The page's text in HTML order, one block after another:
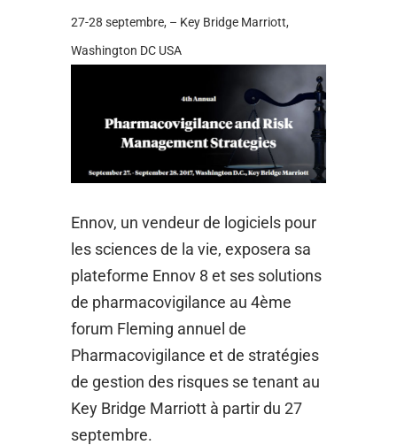
27-28 septembre, – Key Bridge Marriott,
Washington DC USA
Ennov, un vendeur de logiciels pour
les sciences de la vie, exposera sa
plateforme Ennov 8 et ses solutions
de pharmacovigilance au 4ème
forum Fleming annuel de
Pharmacovigilance et de stratégies
de gestion des risques se tenant au
Key Bridge Marriott à partir du 27
septembre.